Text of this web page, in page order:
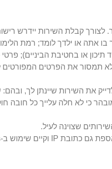
קבלת השירות יידרש
או בחטיבת הביניים);
תמסור את הפרטים
את השירות שיינתן לך,
כי לא חלה עלייך כל חובה
שצוינה לעיל.